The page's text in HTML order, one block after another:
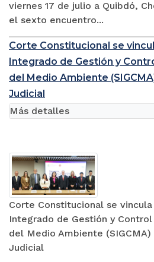
viernes 17 de julio a Quibdó,
el sexto encuentro...
Corte Constitucional se
Integrado de Gestión y
del Medio Ambiente
Judicial
Corte Constitucional se
Integrado de Gestión y
del Medio Ambiente (SIGCMA)
Judicial
Más detalles